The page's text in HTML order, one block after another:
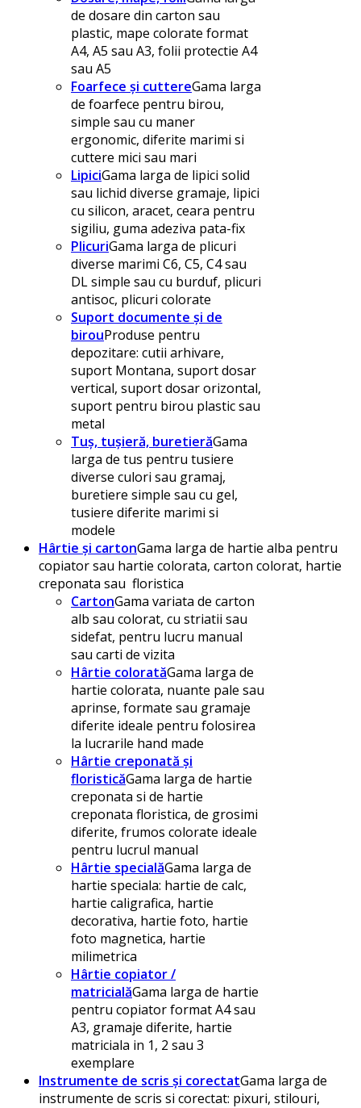
de dosare din carton sau
plastic, mape colorate format
A4, A5 sau A3, folii protectie A4
sau A5
Foarfece și cuttereGama larga
de foarfece pentru birou,
simple sau cu maner
ergonomic, diferite marimi si
cuttere mici sau mari
LipiciGama larga de lipici solid
sau lichid diverse gramaje, lipici
cu silicon, aracet, ceara pentru
sigiliu, guma adeziva pata-fix
PlicuriGama larga de plicuri
diverse marimi C6, C5, C4 sau
DL simple sau cu burduf, plicuri
antisoc, plicuri colorate
Suport documente și de
birouProduse pentru
depozitare: cutii arhivare,
suport Montana, suport dosar
vertical, suport dosar orizontal,
suport pentru birou plastic sau
metal
Tuș, tușieră, buretierăGama
larga de tus pentru tusiere
diverse culori sau gramaj,
buretiere simple sau cu gel,
tusiere diferite marimi si
modele
Hârtie și cartonGama larga de hartie alba pentru
copiator sau hartie colorata, carton colorat, hartie
creponata sau floristica
CartonGama variata de carton
alb sau colorat, cu striatii sau
sidefat, pentru lucru manual
sau carti de vizita
Hârtie coloratăGama larga de
hartie colorata, nuante pale sau
aprinse, formate sau gramaje
diferite ideale pentru folosirea
la lucrarile hand made
Hârtie creponată și
floristicăGama larga de hartie
creponata si de hartie
creponata floristica, de grosimi
diferite, frumos colorate ideale
pentru lucrul manual
Hârtie specialăGama larga de
hartie speciala: hartie de calc,
hartie caligrafica, hartie
decorativa, hartie foto, hartie
foto magnetica, hartie
milimetrica
Hârtie copiator /
matricialăGama larga de hartie
pentru copiator format A4 sau
A3, gramaje diferite, hartie
matriciala in 1, 2 sau 3
exemplare
Instrumente de scris și corectatGama larga de
instrumente de scris si corectat: pixuri, stilouri,